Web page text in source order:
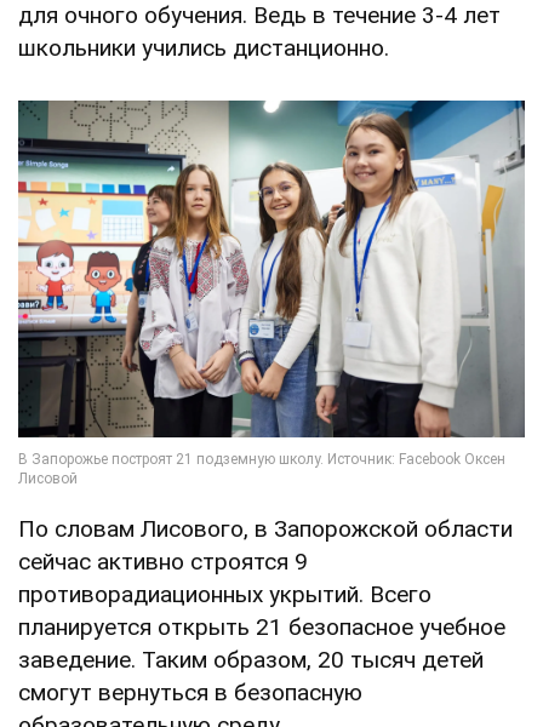
для очного обучения. Ведь в течение 3-4 лет
школьники учились дистанционно.
По словам Лисового, в Запорожской области
сейчас активно строятся 9
противорадиационных укрытий. Всего
планируется открыть 21 безопасное учебное
заведение. Таким образом, 20 тысяч детей
смогут вернуться в безопасную